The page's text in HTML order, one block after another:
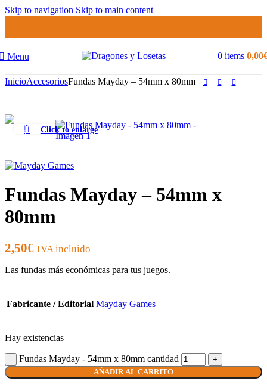
Skip to navigation Skip to main content
Menu 0 items 0,00
InicioAccesoriosFundas Mayday – 54mm x 80mm
Click to enlarge
Fundas Mayday – 54mm x
80mm
2,50€ IVA incluido
Las fundas más económicas para tus juegos.
Fabricante / Editorial Mayday Games
Hay existencias
Fundas Mayday - 54mm x 80mm cantidad
AÑADIR AL CARRITO